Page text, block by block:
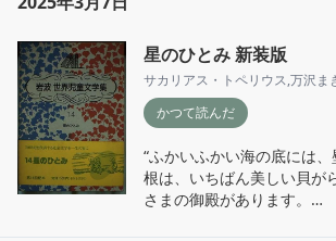
星のひとみ 新装版
サカリアス・トペリウス,万沢ま
かつて読んだ
“ふかいふかい海の底には
根は、いちばん美しい貝が
さまの御殿があります。